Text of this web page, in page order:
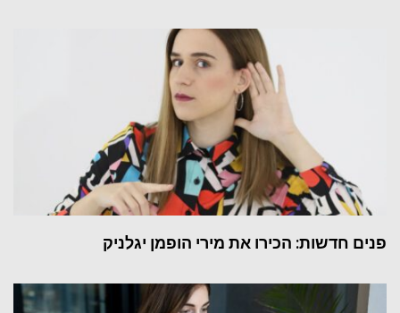
פנים חדשות: הכירו את מירי הופמן יגלניק